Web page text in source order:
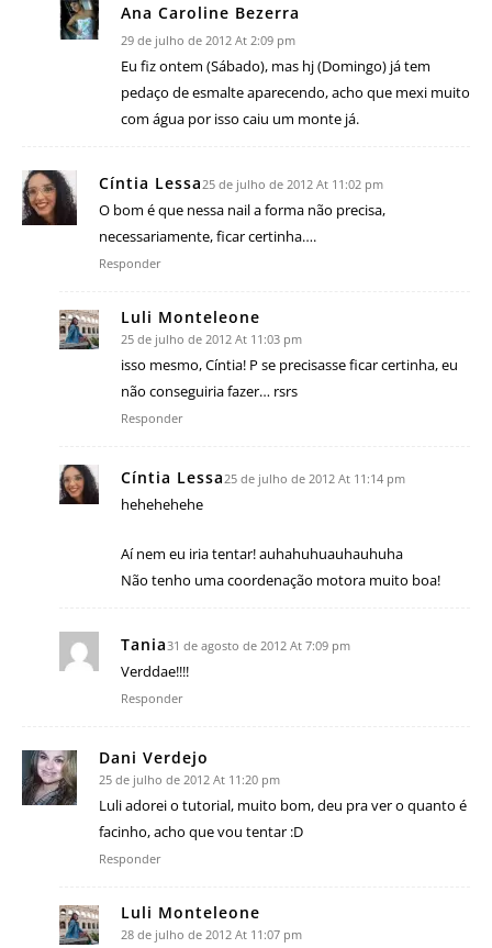
Ana Caroline Bezerra
29 de julho de 2012 At 2:09 pm
Eu fiz ontem (Sábado), mas hj (Domingo) já tem
pedaço de esmalte aparecendo, acho que mexi muito
com água por isso caiu um monte já.
Cíntia Lessa 25 de julho de 2012 At 11:02 pm
O bom é que nessa nail a forma não precisa,
necessariamente, ficar certinha….
Responder
Luli Monteleone
25 de julho de 2012 At 11:03 pm
isso mesmo, Cíntia! P se precisasse ficar certinha, eu
não conseguiria fazer… rsrs
Responder
Cíntia Lessa 25 de julho de 2012 At 11:14 pm
hehehehehe
Aí nem eu iria tentar! auhahuhuauhauhuha
Não tenho uma coordenação motora muito boa!
Tania 31 de agosto de 2012 At 7:09 pm
Verddae!!!!
Responder
Dani Verdejo
25 de julho de 2012 At 11:20 pm
Luli adorei o tutorial, muito bom, deu pra ver o quanto é
facinho, acho que vou tentar :D
Responder
Luli Monteleone
28 de julho de 2012 At 11:07 pm